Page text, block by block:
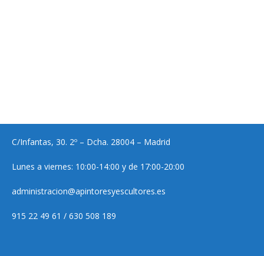
C/Infantas, 30. 2º – Dcha. 28004 – Madrid
Lunes a viernes: 10:00-14:00 y de 17:00-20:00
administracion@apintoresyescultores.es
915 22 49 61 / 630 508 189